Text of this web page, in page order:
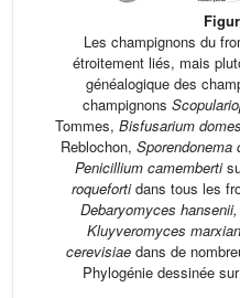
Les champignons du
étroitement liés, mais
généalogique des
champignons
Tommes, Bisfusarium
Reblochon, Sporendonema
Penicillium camemberti
roquefortidans tous les
Debaryomyces
Kluyveromyces
cerevisiae dans de
Phylogénie dessinée